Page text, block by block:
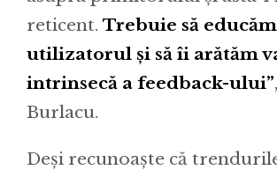
reticent. Trebuie să educăm
utilizatorul și să îi arătăm
intrinsecă a feedback-ului”
Burlacu.
Deși recunoaște că